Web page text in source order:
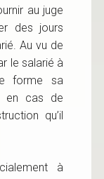
au juge
des jours
Au vu de
le salarié à
forme sa
en cas de
qu’il
à